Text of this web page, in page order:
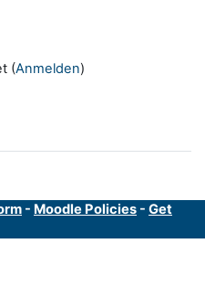
(Anmelden)
- Moodle Policies - Get